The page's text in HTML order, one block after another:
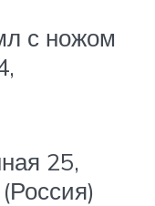
с ножом
25,